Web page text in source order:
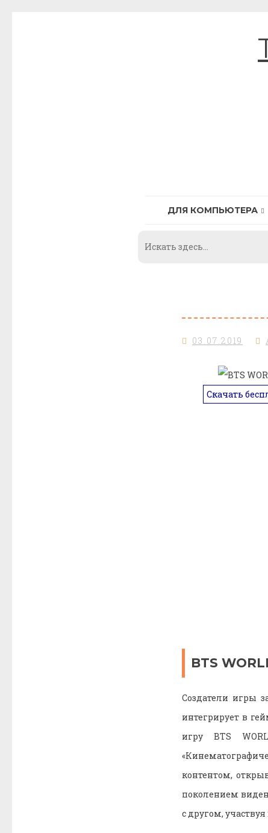
ДЛЯ КОМПЬЮТЕРА
03.07.2019
Скачать
BTS
Создатели игры
интегрирует в
игру BTS
контентом,
поколением
с другом,